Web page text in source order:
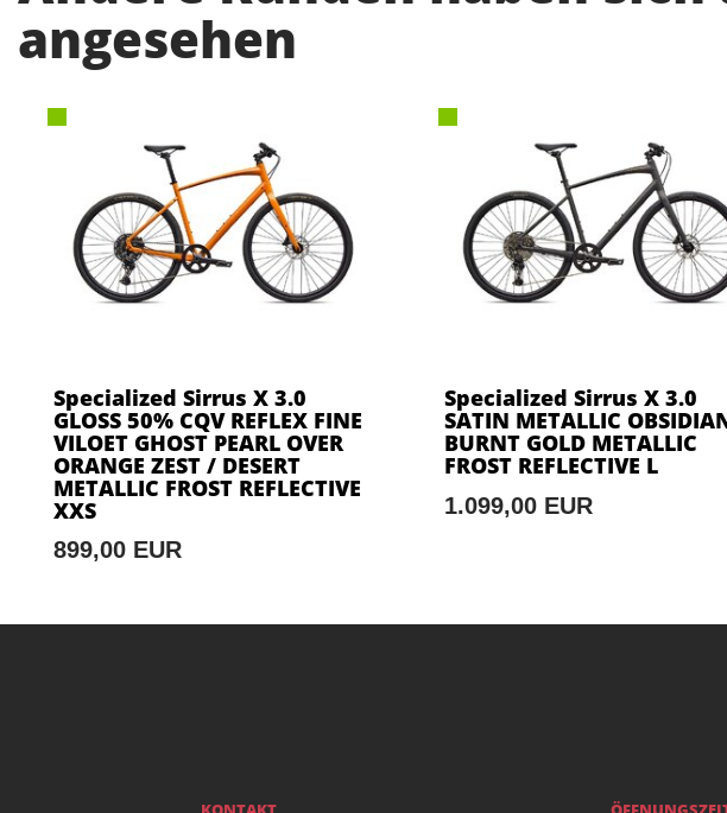
angesehen
Specialized Sirrus X 3.0
GLOSS 50% CQV REFLEX FINE
VILOET GHOST PEARL OVER
ORANGE ZEST / DESERT
METALLIC FROST REFLECTIVE
XXS
899,00 EUR
Specialized Sirrus X 3.0
SATIN METALLIC
BURNT GOLD METALLIC
FROST REFLECTIVE L
1.099,00 EUR